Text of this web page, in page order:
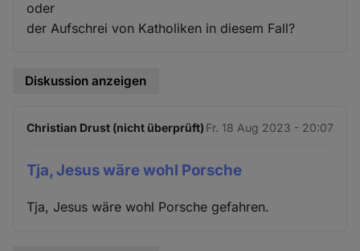
oder
der Aufschrei von Katholiken in diesem Fall?
Diskussion anzeigen
Christian Drust (nicht überprüft) Fr. 18 Aug 2023 - 20:07
Tja, Jesus wäre wohl Porsche
Tja, Jesus wäre wohl Porsche gefahren.